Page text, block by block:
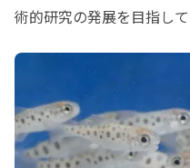
術的研究の発展を目指して